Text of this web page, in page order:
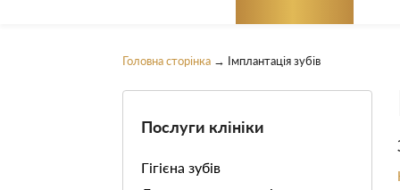
Головна сторінка → Імплантація зубів
Послуги клініки
Гігієна зубів